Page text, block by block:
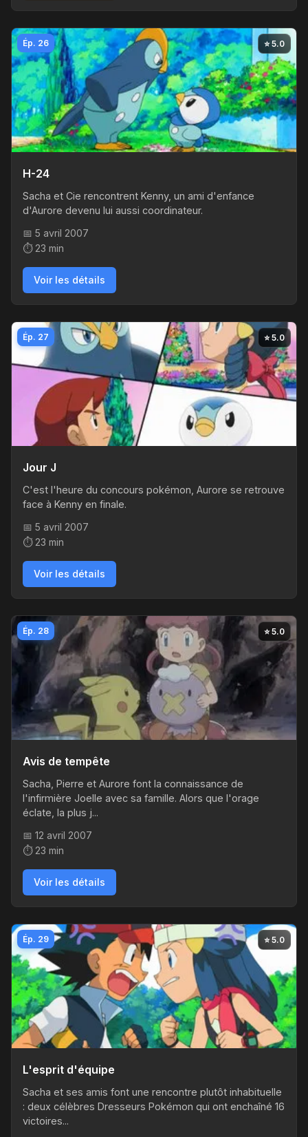
Ép. 26 ⭐ 5.0
H-24
Sacha et Cie rencontrent Kenny, un ami d'enfance
d'Aurore devenu lui aussi coordinateur.
📅 5 avril 2007
⏱️ 23 min
Voir les détails
Ép. 27 ⭐ 5.0
Jour J
C'est l'heure du concours pokémon, Aurore se retrouve
face à Kenny en finale.
📅 5 avril 2007
⏱️ 23 min
Voir les détails
Ép. 28 ⭐ 5.0
Avis de tempête
Sacha, Pierre et Aurore font la connaissance de
l'infirmière Joelle avec sa famille. Alors que l'orage
éclate, la plus j...
📅 12 avril 2007
⏱️ 23 min
Voir les détails
Ép. 29 ⭐ 5.0
L'esprit d'équipe
Sacha et ses amis font une rencontre plutôt inhabituelle
: deux célèbres Dresseurs Pokémon qui ont enchaîné 16
victoires...